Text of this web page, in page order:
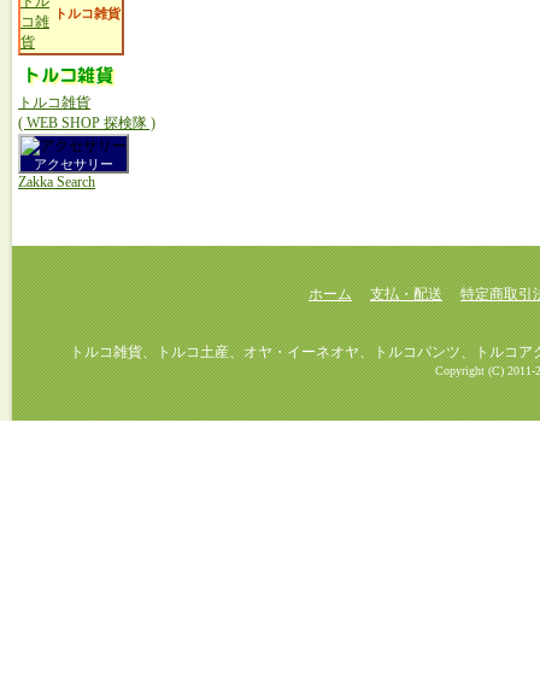
トルコ雑貨
トルコ雑貨
( WEB SHOP 探検隊 )
アクセサリー
Zakka Search
ホーム 支払・配送 特定商取引
トルコ雑貨、トルコ土産、オヤ・イーネオヤ、トルコパンツ、トルコアク
Copyright (C) 2011-